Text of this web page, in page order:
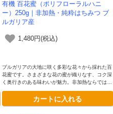
有機 百花蜜（ポリフローラルハニ
ー）250g｜非加熱・純粋はちみつ ブ
ルガリア産
1,480円(税込)
ブルガリアの大地に咲く多彩な花々から採れた百
花蜜です。さまざまな花の蜜が織りなす、コク深
く奥行きのある味わいが魅力。非加熱ならではの
した。日々の食卓に華やぎを添える、滋味あふれ
る純粋はちみつです。
カートに入れる